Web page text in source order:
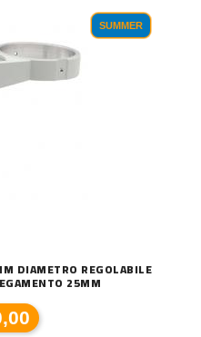
SUMMER
DIAMETRO REGOLABILE
25MM